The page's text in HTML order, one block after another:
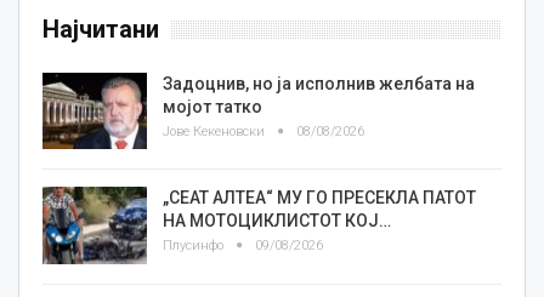
Најчитани
Задоцнив, но ја исполнив желбата на
мојот татко
Јове Кекеновски 08/08/2026
„СЕАТ АЛТЕА“ МУ ГО ПРЕСЕКЛА ПАТОТ
НА МОТОЦИКЛИСТОТ КОЈ…
Плусинфо 09/08/2026